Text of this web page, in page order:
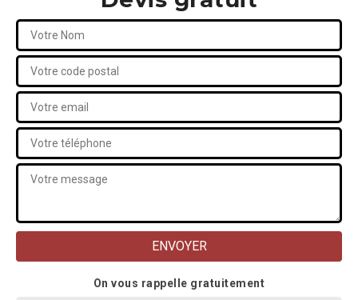
On vous rappelle gratuitement